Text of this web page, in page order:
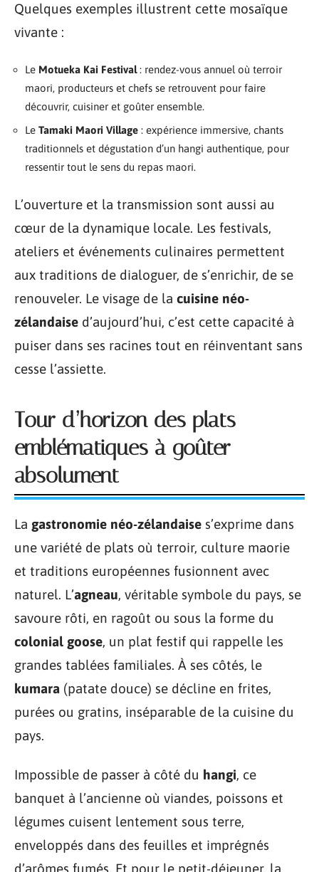
Quelques exemples illustrent cette mosaïque
vivante :
Le Motueka Kai Festival: rendez-vous annuel où terroir
maori, producteurs et chefs se retrouvent pour faire
découvrir, cuisiner et goûter ensemble.
Le Tamaki Maori Village : expérience immersive, chants
traditionnels et dégustation d’un hangi authentique, pour
ressentir tout le sens du repas maori.
L’ouverture et la transmission sont aussi au
cœur de la dynamique locale. Les festivals,
ateliers et événements culinaires permettent
aux traditions de dialoguer, de s’enrichir, de se
renouveler. Le visage de la cuisine néo-
zélandaise d’aujourd’hui, c’est cette capacité à
puiser dans ses racines tout en réinventant sans
cesse l’assiette.
Tour d’horizon des plats
emblématiques à goûter
absolument
La gastronomie néo-zélandaise s’exprime dans
une variété de plats où terroir, culture maorie
et traditions européennes fusionnent avec
naturel. L’agneau, véritable symbole du pays, se
savoure rôti, en ragoût ou sous la forme du
colonial goose, un plat festif qui rappelle les
grandes tablées familiales. À ses côtés, le
kumara (patate douce) se décline en frites,
purées ou gratins, inséparable de la cuisine du
pays.
Impossible de passer à côté du hangi, ce
banquet à l’ancienne où viandes, poissons et
légumes cuisent lentement sous terre,
enveloppés dans des feuilles et imprégnés
d’arômes fumés. Et pour le petit-déjeuner, la